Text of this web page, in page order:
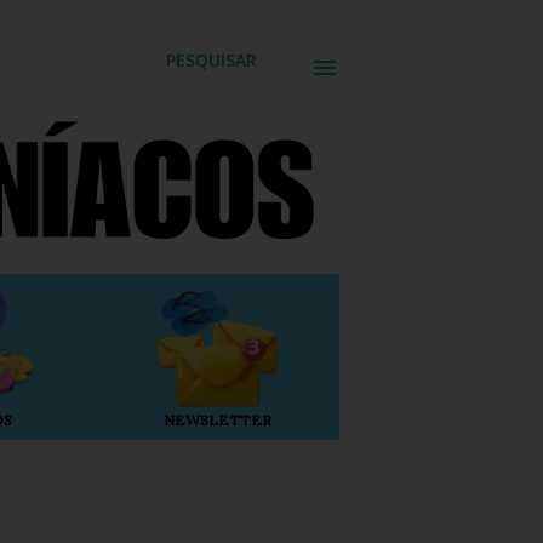
PESQUISAR
NEWSLETTER